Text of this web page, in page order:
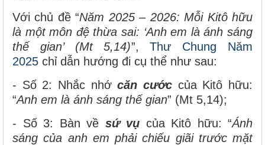
Với chủ đề “Năm 2025– 2026: Mỗi Kitô hữu
là một môn đệ thừa sai: ‘Anh em là ánh sáng
thế gian’ (Mt 5,14)”,Thư Chung Năm
2025 chỉ dẫn hướng đi cụ thể như sau:
- Số 2: Nhắc nhớcăn cước của Kitô hữu:
“Anh em là ánh sáng thế gian” (Mt 5,14);
- Số 3: Bàn về sứ vụ của Kitô hữu: “Ánh
sáng của anh em phải chiếu giãi trước mặt